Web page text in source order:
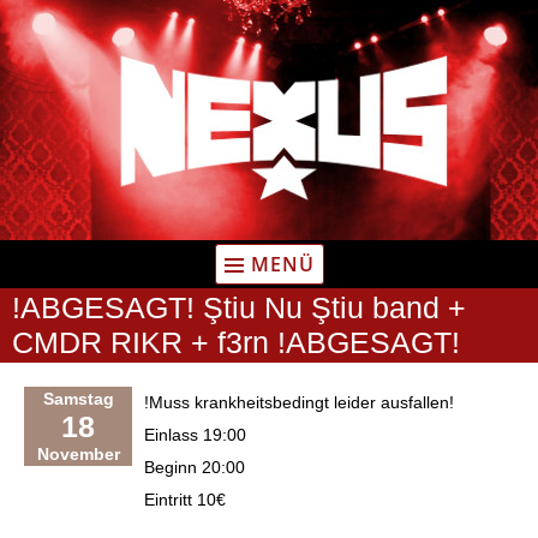
Zum
Inhalt
springen
MENÜ
!ABGESAGT! Ştiu Nu Ştiu band +
CMDR RIKR + f3rn !ABGESAGT!
Samstag
18
November
!Muss krankheitsbedingt leider ausfallen!
Einlass 19:00
Beginn 20:00
Eintritt 10€